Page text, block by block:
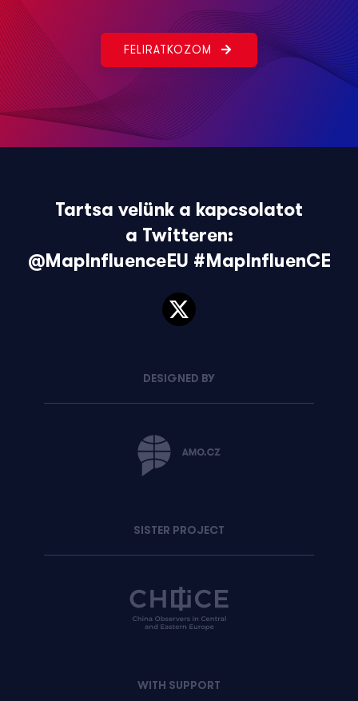
FELIRATKOZOM
Tartsa velünk a kapcsolatot
a Twitteren:
@MapInfluenceEU #MapInfluenCE
DESIGNED BY
SISTER PROJECT
WITH SUPPORT